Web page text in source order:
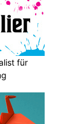
für